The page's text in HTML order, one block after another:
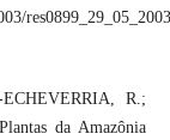
R.;
da Amazônia